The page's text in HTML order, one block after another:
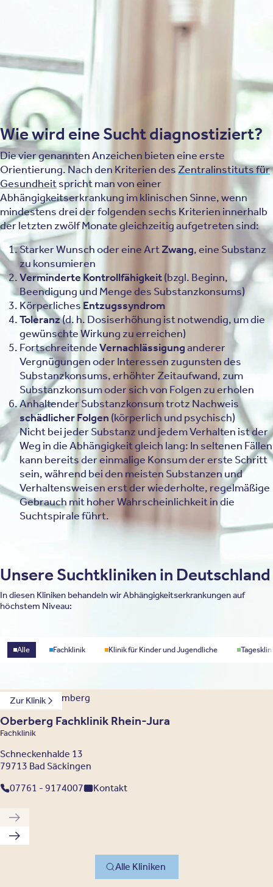
Ein tiefes Reuegefühl nach dem Konsum oder der Handlung, das
jedoch nicht ausreicht, um das Verhalten dauerhaft zu ändern,
deutet auf einen Kontrollverlust hin, der über gelegentliches
Bedauern hinausgeht.
Wie wird eine Sucht diagnostiziert?
Die vier genannten Anzeichen bieten eine erste
Orientierung. Nach den Kriterien des Zentralinstituts für
Gesundheitspricht man von einer
Abhängigkeitserkrankung im klinischen Sinne, wenn
mindestens drei der folgenden sechs Kriterien innerhalb
der letzten zwölf Monate gleichzeitig aufgetreten sind:
Starker Wunsch oder eine ArtZwang, eine Substanz
zu konsumieren
Verminderte Kontrollfähigkeit(bzgl. Beginn,
Beendigung und Menge des Substanzkonsums)
Körperliches Entzugssyndrom
Toleranz(d. h. Dosiserhöhung ist notwendig, um die
gewünschte Wirkung zu erreichen)
FortschreitendeVernachlässigunganderer
Vergnügungen oder Interessen zugunsten des
Substanzkonsums, erhöhter Zeitaufwand, zum
Substanzkonsum oder sich von Folgen zu erholen
Anhaltender Substanzkonsum trotz Nachweis
schädlicher Folgen (körperlich und psychisch)
Nicht bei jeder Substanz und jedem Verhalten ist der
Weg in die Abhängigkeit gleich lang: In seltenen Fällen
kann bereits der einmalige Konsum der erste Schritt
sein, während bei den meisten Substanzen und
Verhaltensweisen erst der wiederholte, regelmäßige
Gebrauch mit hoher Wahrscheinlichkeit in die
Suchtspirale führt.
Unsere Suchtkliniken in Deutschland
In diesen Kliniken behandeln wir Abhängigkeitserkrankungen auf
höchstem Niveau:
Standorttyp
Alle Fachklinik Klinik für Kinder und Jugendliche
Zur Klinik
Baden-Württemberg
Oberberg Fachklinik Rhein-Jura
Fachklinik
Schneckenhalde 13
79713 Bad Säckingen
07761 - 9174007
Kontakt
Vorherige Klinik
Nächste Klinik
Alle Kliniken